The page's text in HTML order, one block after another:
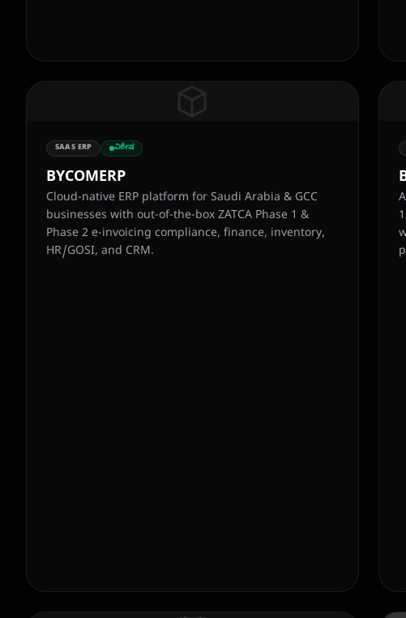
SAAS ERP ವಿಶೇಷ
BYCOMERP
Cloud-native ERP platform for Saudi Arabia & GCC
businesses with out-of-the-box ZATCA Phase 1 &
Phase 2 e-invoicing compliance, finance, inventory,
HR/GOSI, and CRM.